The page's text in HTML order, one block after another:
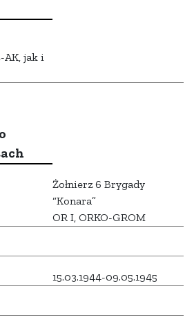
AK, jak i
Żołnierz 6 Brygady
“Konara”
OR I, ORKO-GROM
15.03.1944-09.05.1945